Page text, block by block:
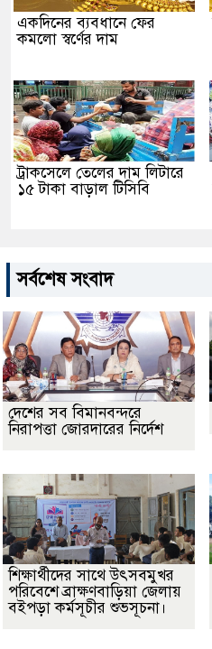
একদিনের ব্যবধানে ফের
কমলো স্বর্ণের দাম
ট্রাকসেলে তেলের দাম লিটারে
১৫ টাকা বাড়াল টিসিবি
সর্বশেষ সংবাদ
দেশের সব বিমানবন্দরে
নিরাপত্তা জোরদারের নির্দেশ
শিক্ষার্থীদের সাথে উৎসবমুখর
পরিবেশে ব্রাক্ষণবাড়িয়া জেলায়
বইপড়া কর্মসূচীর শুভসূচনা।